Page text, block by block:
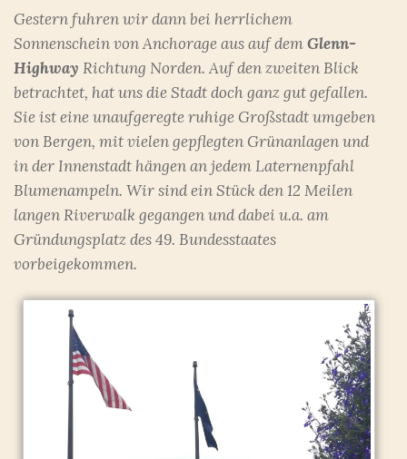
Gestern fuhren wir dann bei herrlichem
Sonnenschein von Anchorage aus auf demGlenn-
Highway Richtung Norden. Auf den zweiten Blick
betrachtet, hat uns die Stadt doch ganz gut gefallen.
Sie ist eine unaufgeregte ruhige Großstadt umgeben
von Bergen, mit vielen gepflegten Grünanlagen und
in der Innenstadt hängen an jedem Laternenpfahl
Blumenampeln. Wir sind ein Stück den 12 Meilen
langen Riverwalk gegangen und dabei u.a. am
Gründungsplatz des 49. Bundesstaates
vorbeigekommen.